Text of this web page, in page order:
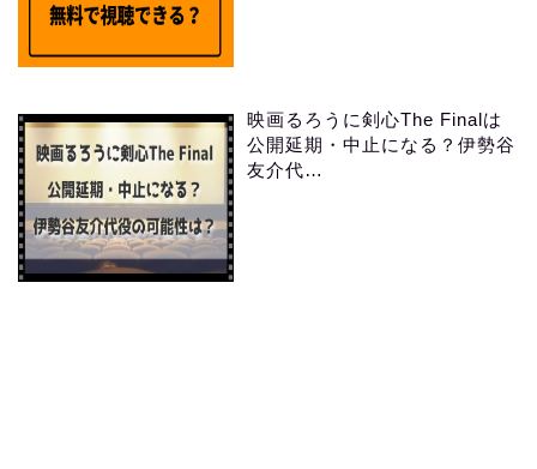
映画るろうに剣心The Finalは
公開延期・中止になる？伊勢谷
友介代…